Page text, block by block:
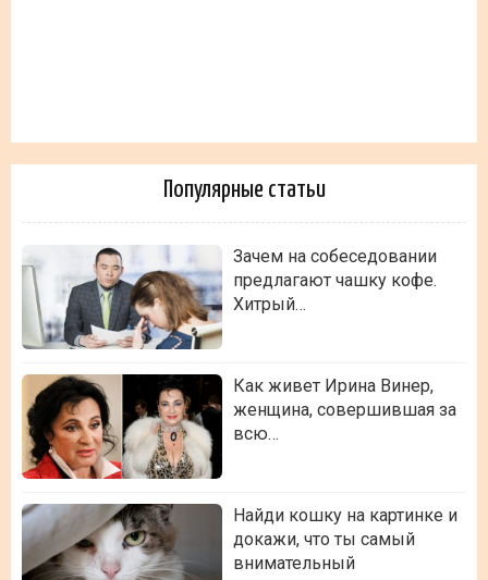
Популярные статьи
Зачем на собеседовании
предлагают чашку кофе.
Хитрый…
Как живет Ирина Винер,
женщина, совершившая за
всю…
Найди кошку на картинке и
докажи, что ты самый
внимательный